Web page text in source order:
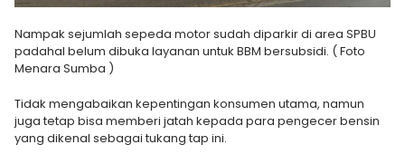
Nampak sejumlah sepeda motor sudah diparkir di area SPBU
padahal belum dibuka layanan untuk BBM bersubsidi. ( Foto
Menara Sumba )
Tidak mengabaikan kepentingan konsumen utama, namun
juga tetap bisa memberi jatah kepada para pengecer bensin
yang dikenal sebagai tukang tap ini.